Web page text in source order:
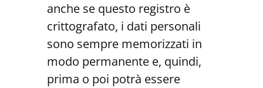
anche se questo registro è
crittografato, i dati personali
sono sempre memorizzati in
modo permanente e, quindi,
prima o poi potrà essere